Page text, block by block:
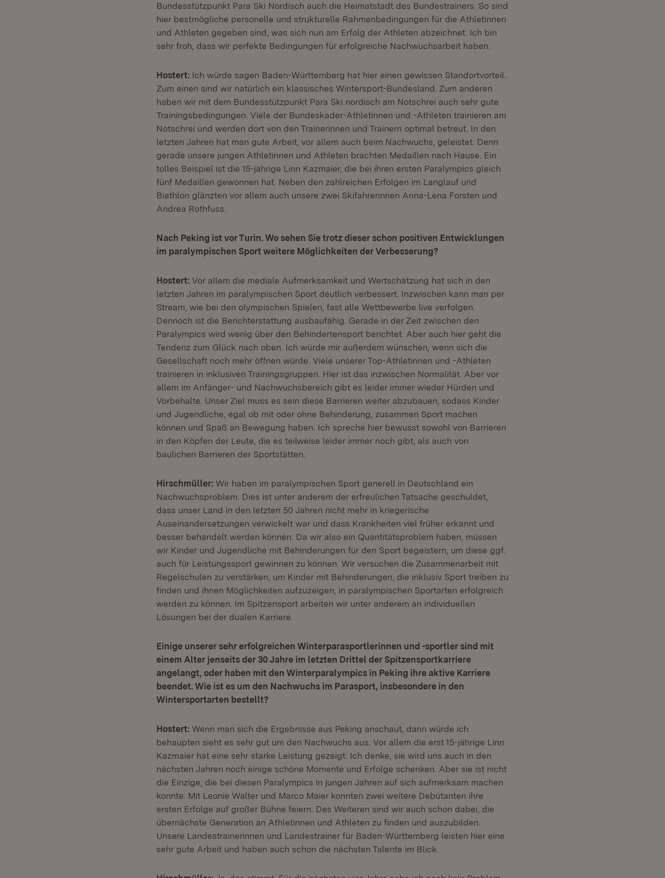
Bundesstützpunkt Para Ski Nordisch auch die Heimatstadt des Bundestrainers. So sind
hier bestmögliche personelle und strukturelle Rahmenbedingungen für die Athletinnen
und Athleten gegeben sind, was sich nun am Erfolg der Athleten abzeichnet. Ich bin
sehr froh, dass wir perfekte Bedingungen für erfolgreiche Nachwuchsarbeit haben.
Hostert: Ich würde sagen Baden-Württemberg hat hier einen gewissen Standortvorteil.
Zum einen sind wir natürlich ein klassisches Wintersport-Bundesland. Zum anderen
haben wir mit dem Bundesstützpunkt Para Ski nordisch am Notschrei auch sehr gute
Trainingsbedingungen. Viele der Bundeskader-Athletinnen und -Athleten trainieren am
Notschrei und werden dort von den Trainerinnen und Trainern optimal betreut. In den
letzten Jahren hat man gute Arbeit, vor allem auch beim Nachwuchs, geleistet. Denn
gerade unsere jungen Athletinnen und Athleten brachten Medaillen nach Hause. Ein
tolles Beispiel ist die 15-jährige Linn Kazmaier, die bei ihren ersten Paralympics gleich
fünf Medaillen gewonnen hat. Neben den zahlreichen Erfolgen im Langlauf und
Biathlon glänzten vor allem auch unsere zwei Skifahrerinnen Anna-Lena Forsten und
Andrea Rothfuss.
Nach Peking ist vor Turin. Wo sehen Sie trotz dieser schon positiven Entwicklungen
im paralympischen Sport weitere Möglichkeiten der Verbesserung?
Hostert: Vor allem die mediale Aufmerksamkeit und Wertschätzung hat sich in den
letzten Jahren im paralympischen Sport deutlich verbessert. Inzwischen kann man per
Stream, wie bei den olympischen Spielen, fast alle Wettbewerbe live verfolgen.
Dennoch ist die Berichterstattung ausbaufähig. Gerade in der Zeit zwischen den
Paralympics wird wenig über den Behindertensport berichtet. Aber auch hier geht die
Tendenz zum Glück nach oben. Ich würde mir außerdem wünschen, wenn sich die
Gesellschaft noch mehr öffnen würde. Viele unserer Top-Athletinnen und -Athleten
trainieren in inklusiven Trainingsgruppen. Hier ist das inzwischen Normalität. Aber vor
allem im Anfänger- und Nachwuchsbereich gibt es leider immer wieder Hürden und
Vorbehalte. Unser Ziel muss es sein diese Barrieren weiter abzubauen, sodass Kinder
und Jugendliche, egal ob mit oder ohne Behinderung, zusammen Sport machen
können und Spaß an Bewegung haben. Ich spreche hier bewusst sowohl von Barrieren
in den Köpfen der Leute, die es teilweise leider immer noch gibt, als auch von
baulichen Barrieren der Sportstätten.
Hirschmüller: Wir haben im paralympischen Sport generell in Deutschland ein
Nachwuchsproblem. Dies ist unter anderem der erfreulichen Tatsache geschuldet,
dass unser Land in den letzten 50 Jahren nicht mehr in kriegerische
Auseinandersetzungen verwickelt war und dass Krankheiten viel früher erkannt und
besser behandelt werden können. Da wir also ein Quantitätsproblem haben, müssen
wir Kinder und Jugendliche mit Behinderungen für den Sport begeistern, um diese ggf.
auch für Leistungssport gewinnen zu können. Wir versuchen die Zusammenarbeit mit
Regelschulen zu verstärken, um Kinder mit Behinderungen, die inklusiv Sport treiben zu
finden und ihnen Möglichkeiten aufzuzeigen, in paralympischen Sportarten erfolgreich
werden zu können. Im Spitzensport arbeiten wir unter anderem an individuellen
Lösungen bei der dualen Karriere.
Einige unserer sehr erfolgreichen Winterparasportlerinnen und -sportler sind mit
einem Alter jenseits der 30 Jahre im letzten Drittel der Spitzensportkarriere
angelangt, oder haben mit den Winterparalympics in Peking ihre aktive Karriere
beendet. Wie ist es um den Nachwuchs im Parasport, insbesondere in den
Wintersportarten bestellt?
Hostert: Wenn man sich die Ergebnisse aus Peking anschaut, dann würde ich
behaupten sieht es sehr gut um den Nachwuchs aus. Vor allem die erst 15-jährige Linn
Kazmaier hat eine sehr starke Leistung gezeigt. Ich denke, sie wird uns auch in den
nächsten Jahren noch einige schöne Momente und Erfolge schenken. Aber sie ist nicht
die Einzige, die bei diesen Paralympics in jungen Jahren auf sich aufmerksam machen
konnte. Mit Leonie Walter und Marco Maier konnten zwei weitere Debütanten ihre
ersten Erfolge auf großer Bühne feiern. Des Weiteren sind wir auch schon dabei, die
übernächste Generation an Athletinnen und Athleten zu finden und auszubilden.
Unsere Landestrainerinnen und Landestrainer für Baden-Württemberg leisten hier eine
sehr gute Arbeit und haben auch schon die nächsten Talente im Blick.